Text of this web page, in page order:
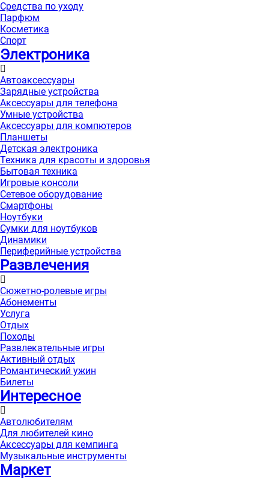
Средства по уходу
Парфюм
Косметика
Спорт
Электроника
Автоаксессуары
Зарядные устройства
Аксессуары для телефона
Умные устройства
Аксессуары для компютеров
Планшеты
Детская электроника
Техника для красоты и здоровья
Бытовая техника
Игровые консоли
Сетевое оборудование
Смартфоны
Ноутбуки
Сумки для ноутбуков
Динамики
Периферийные устройства
Развлечения
Сюжетно-ролевые игры
Абонементы
Услуга
Отдых
Походы
Развлекательные игры
Активный отдых
Романтический ужин
Билеты
Интересноe
Автолюбителям
Для любителей кино
Аксессуары для кемпинга
Музыкальные инструменты
Маркет